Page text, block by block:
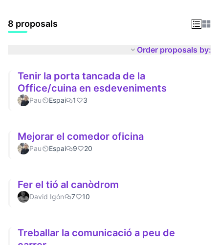
8 proposals
Order proposals by:
Tenir la porta tancada de la
Office/cuina en esdeveniments
Pau Espai 1 3
Mejorar el comedor oficina
Pau Espai 9 20
Fer el tió al canòdrom
David Igón 7 10
Treballar la comunicació a peu de